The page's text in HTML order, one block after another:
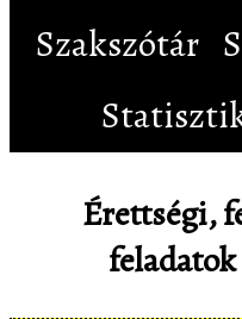
Szakszótár
Érettségi,